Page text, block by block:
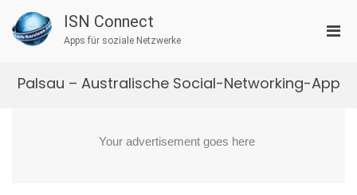
Inhalt
springen
ISN Connect
Apps für soziale Netzwerke
Palsau – Australische Social-Networking-App